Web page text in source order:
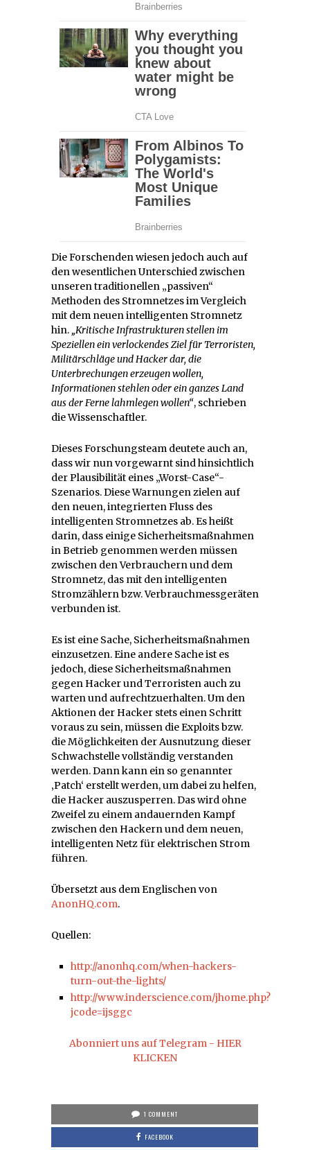
Die Forschenden wiesen jedoch auch auf
den wesentlichen Unterschied zwischen
unseren traditionellen „passiven“
Methoden des Stromnetzes im Vergleich
mit dem neuen intelligenten Stromnetz
hin.„Kritische Infrastrukturen stellen im
Speziellen ein verlockendes Ziel für Terroristen,
Militärschläge und Hacker dar, die
Unterbrechungen erzeugen wollen,
Informationen stehlen oder ein ganzes Land
aus der Ferne lahmlegen wollen“, schrieben
die Wissenschaftler.
Dieses Forschungsteam deutete auch an,
dass wir nun vorgewarnt sind hinsichtlich
der Plausibilität eines „Worst-Case“-
Szenarios. Diese Warnungen zielen auf
den neuen, integrierten Fluss des
intelligenten Stromnetzes ab. Es heißt
darin, dass einige Sicherheitsmaßnahmen
in Betrieb genommen werden müssen
zwischen den Verbrauchern und dem
Stromnetz, das mit den intelligenten
Stromzählern bzw. Verbrauchmessgeräten
verbunden ist.
Es ist eine Sache, Sicherheitsmaßnahmen
einzusetzen. Eine andere Sache ist es
jedoch, diese Sicherheitsmaßnahmen
gegen Hacker und Terroristen auch zu
warten und aufrechtzuerhalten. Um den
Aktionen der Hacker stets einen Schritt
voraus zu sein, müssen die Exploits bzw.
die Möglichkeiten der Ausnutzung dieser
Schwachstelle vollständig verstanden
werden. Dann kann ein so genannter
‚Patch‘ erstellt werden, um dabei zu helfen,
die Hacker auszusperren. Das wird ohne
Zweifel zu einem andauernden Kampf
zwischen den Hackern und dem neuen,
intelligenten Netz für elektrischen Strom
führen.
Übersetzt aus dem Englischen von
AnonHQ.com.
Quellen:
http://anonhq.com/when-hackers-
turn-out-the-lights/
http://www.inderscience.com/jhome.php?
jcode=ijsggc
Abonniert uns auf Telegram - HIER
KLICKEN
1 COMMENT
FACEBOOK